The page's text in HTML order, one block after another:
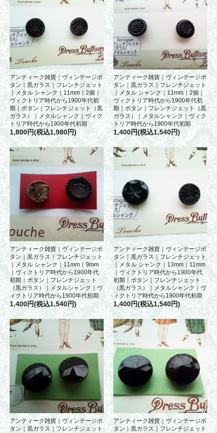
アンティーク雑貨｜ヴィンテージボ
タン｜黒ガラス｜フレンチジェット
｜メタル シャンク｜11mm｜2個｜
ヴィクトリア時代から1900年代初
期｜ボタン｜フレンチジェット（黒
ガラス）｜メタルシャンク｜ヴィク
トリア時代から1900年代初期
1,800円(税込1,980円)
アンティーク雑貨｜ヴィンテージボ
タン｜黒ガラス｜フレンチジェット
｜メタル シャンク｜11mm｜2個｜
ヴィクトリア時代から1900年代初
期｜ボタン｜フレンチジェット（黒
ガラス）｜メタルシャンク｜ヴィク
トリア時代から1900年代初期
1,400円(税込1,540円)
アンティーク雑貨｜ヴィンテージボ
タン｜黒ガラス｜フレンチジェット
｜メタル シャンク｜11mm｜9mm
｜ヴィクトリア時代から1900年代
初期｜ボタン｜フレンチジェット
（黒ガラス）｜メタルシャンク｜ヴ
ィクトリア時代から1900年代初期
1,400円(税込1,540円)
アンティーク雑貨｜ヴィンテージボ
タン｜黒ガラス｜フレンチジェット
｜メタル シャンク｜13mm｜11mm
｜ヴィクトリア時代から1900年代
初期｜ボタン｜フレンチジェット
（黒ガラス）｜メタルシャンク｜ヴ
ィクトリア時代から1900年代初期
1,400円(税込1,540円)
アンティーク雑貨｜ヴィンテージボ
タン｜黒ガラス｜フレンチジェット
アンティーク雑貨｜ヴィンテージボ
タン｜黒ガラス｜フレンチジェット